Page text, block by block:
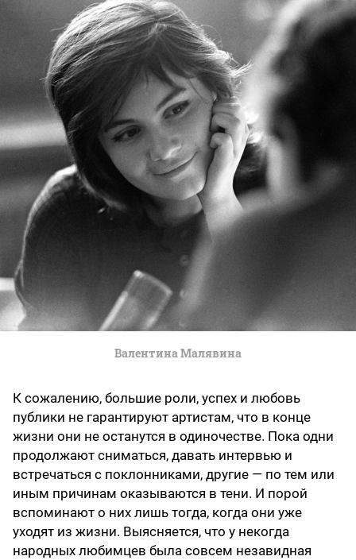
Валентина Малявина
К сожалению, большие роли, успех и любовь
публики не гарантируют артистам, что в конце
жизни они не останутся в одиночестве. Пока одни
продолжают сниматься, давать интервью и
встречаться с поклонниками, другие — по тем или
иным причинам оказываются в тени. И порой
вспоминают о них лишь тогда, когда они уже
уходят из жизни. Выясняется, что у некогда
народных любимцев была совсем незавидная